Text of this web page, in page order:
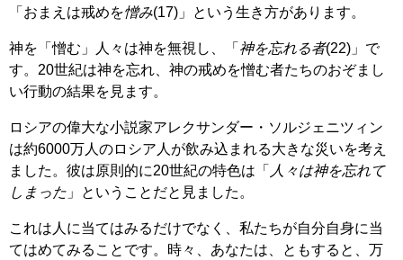
「おまえは戒めを憎み(17)」という生き方があります。
神を「憎む」人々は神を無視し、「 神を忘れる者(22)」で
す。20世紀は神を忘れ、神の戒めを憎む者たちのおぞまし
い行動の結果を見ます。
ロシアの偉大な小説家アレクサンダー・ソルジェニツィン
は約6000万人のロシア人が飲み込まれる大きな災いを考え
ました。彼は原則的に20世紀の特色は「 人々は神を忘れて
しまった 」ということだと見ました。
これは人に当てはみるだけでなく、私たちが自分自身に当
てはめてみることです。時々、あなたは、ともすると、万